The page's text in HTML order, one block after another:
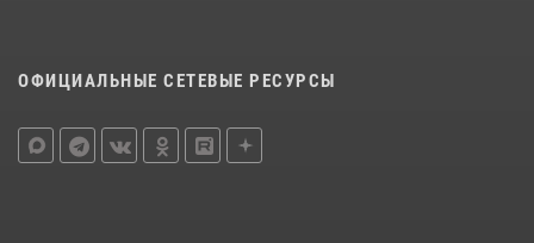
ОФИЦИАЛЬНЫЕ СЕТЕВЫЕ РЕСУРСЫ